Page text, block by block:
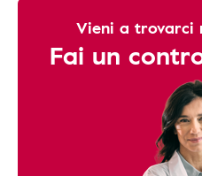
Vieni a trovarci
Fai un